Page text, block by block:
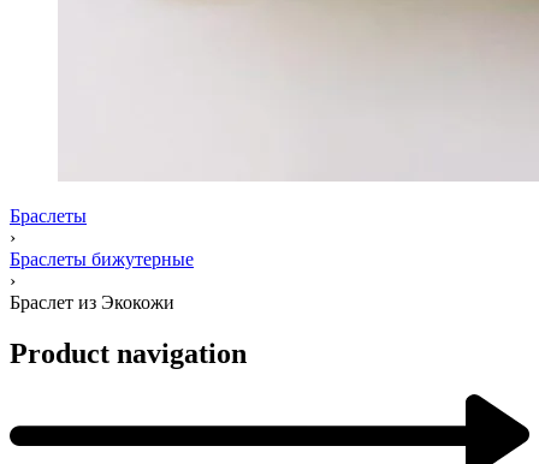
Браслеты
›
Браслеты бижутерные
›
Браслет из Экокожи
Product navigation